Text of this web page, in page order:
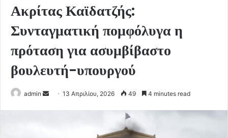
Ακρίτας Καϊδατζής:
Συνταγματική πομφόλυγα η
πρόταση για ασυμβίβαστο
βουλευτή-υπουργού
admin
Send13 Απριλίου, 2026 49 4 minutes read